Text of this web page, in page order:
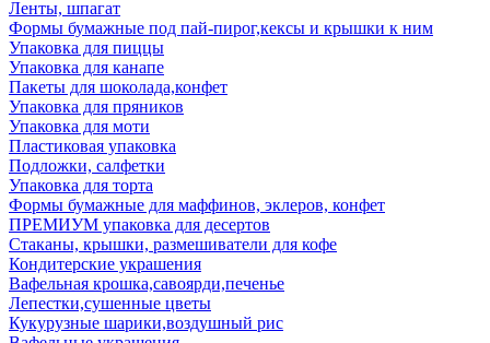
Ленты, шпагат
Формы бумажные под пай-пирог,кексы и крышки к ним
Упаковка для пиццы
Упаковка для канапе
Пакеты для шоколада,конфет
Упаковка для пряников
Упаковка для моти
Пластиковая упаковка
Подложки, салфетки
Упаковка для торта
Формы бумажные для маффинов, эклеров, конфет
ПРЕМИУМ упаковка для десертов
Стаканы, крышки, размешиватели для кофе
Кондитерские украшения
Вафельная крошка,савоярди,печенье
Лепестки,сушенные цветы
Кукурузные шарики,воздушный рис